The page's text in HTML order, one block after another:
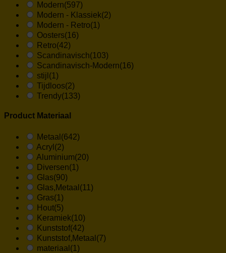
Modern(597)
Modern - Klassiek(2)
Modern - Retro(1)
Oosters(16)
Retro(42)
Scandinavisch(103)
Scandinavisch-Modern(16)
stijl (1)
Tijdloos(2)
Trendy(133)
Product Materiaal
Metaal (642)
Acryl (2)
Aluminium(20)
Diversen(1)
Glas(90)
Glas,Metaal (11)
Gras(1)
Hout(5)
Keramiek(10)
Kunststof(42)
Kunststof,Metaal (7)
materiaal (1)